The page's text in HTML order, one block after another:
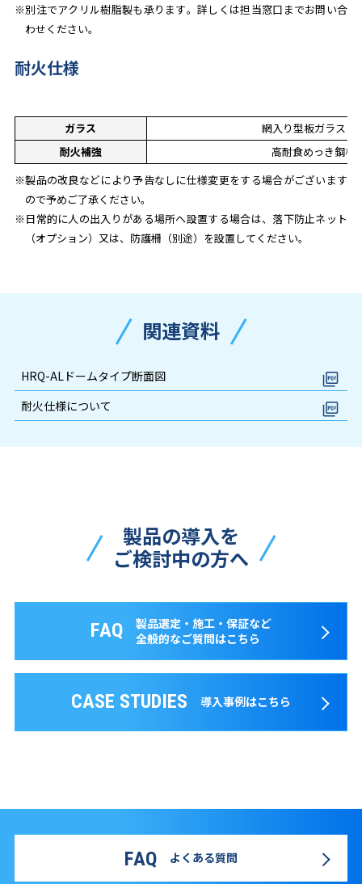
※別注でアクリル樹脂製も承ります。詳しくは担当窓口までお問い合
わせください。
耐火仕様
ガラス
網入り型板ガラス ｔ
耐火補強
高耐食めっき鋼板
※製品の改良などにより予告なしに仕様変更をする場合がございます
ので予めご了承ください。
※日常的に人の出入りがある場所へ設置する場合は、落下防止ネット
（オプション）又は、防護柵（別途）を設置してください。
関連資料
HRQ-ALドームタイプ断面図
耐火仕様について
製品の導入を
ご検討中の方へ
FAQ
製品選定・施工・保証など
全般的なご質問はこちら
CASE STUDIES 導入事例はこちら
FAQ よくある質問